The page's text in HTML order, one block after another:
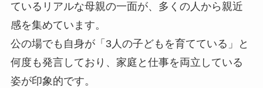
ているリアルな母親の一面が、多くの人から親近
感を集めています。
公の場でも自身が「3人の子どもを育てている」と
何度も発言しており、家庭と仕事を両立している
姿が印象的です。